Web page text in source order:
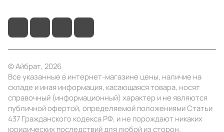
© Айбрат, 2026
Все указанные в интернет-магазине цены, наличие на
складе и иная информация, касающаяся товара, носят
справочный (информационный) характер и не являются
публичной офертой, определяемой положениями Статьи
437 Гражданского кодекса РФ, и не порождают никаких
юридических последствий для любой из сторон.